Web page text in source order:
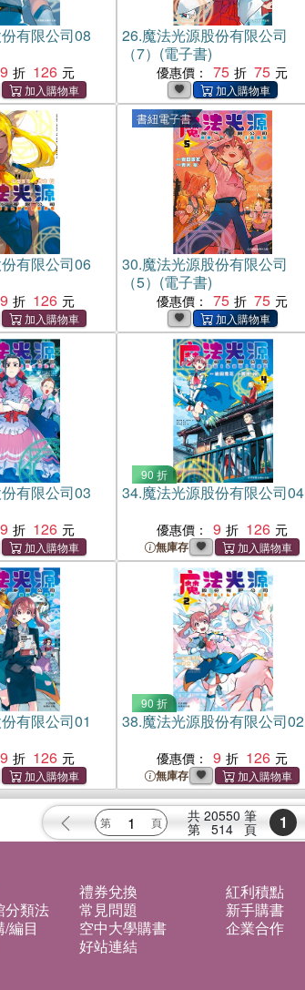
有限公司08
9 126
26.魔法光源股份有限公司
（7）(電子書)
優惠價： 75 75
有限公司06
9 126
書紐電子書
30.魔法光源股份有限公司
（5）(電子書)
優惠價： 75 75
有限公司03
9 126
90 折
34.魔法光源股份有限公司04
優惠價： 9 126
無庫存
有限公司01
9 126
90 折
38.魔法光源股份有限公司02
優惠價： 9 126
無庫存
共 20550 筆
第 514 頁 1
禮券兌換
紅利積點
分類法 常見問題
新手購書
編目 空中大學購書
企業合作
好站連結